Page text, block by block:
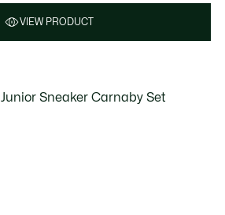
VIEW PRODUCT
Junior Sneaker Carnaby Set